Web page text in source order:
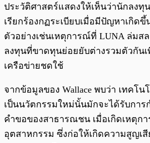
ประวัติศาสตร์แสดงให้เห็นว่านักลงทุ
เรียกร้องกฏระเบียบเมื่อมีปัญหาเกิด
ตัวอย่างเช่นเหตุการณ์ที่ LUNA ล่มส
ลงทุนที่ขาดทุนย่อยยับต่างรวมตัวกันเ
เครือข่ายชดใช้
จากข้อมูลของ Wallace พบว่า เทคโน
เป็นนวัตกรรมใหม่นั้นมักจะได้รับกา
คำขอของสาธารณชน เมื่อเกิดเหตุก
อุตสาหกรรม ซึ่งก่อให้เกิดความสูญเสี